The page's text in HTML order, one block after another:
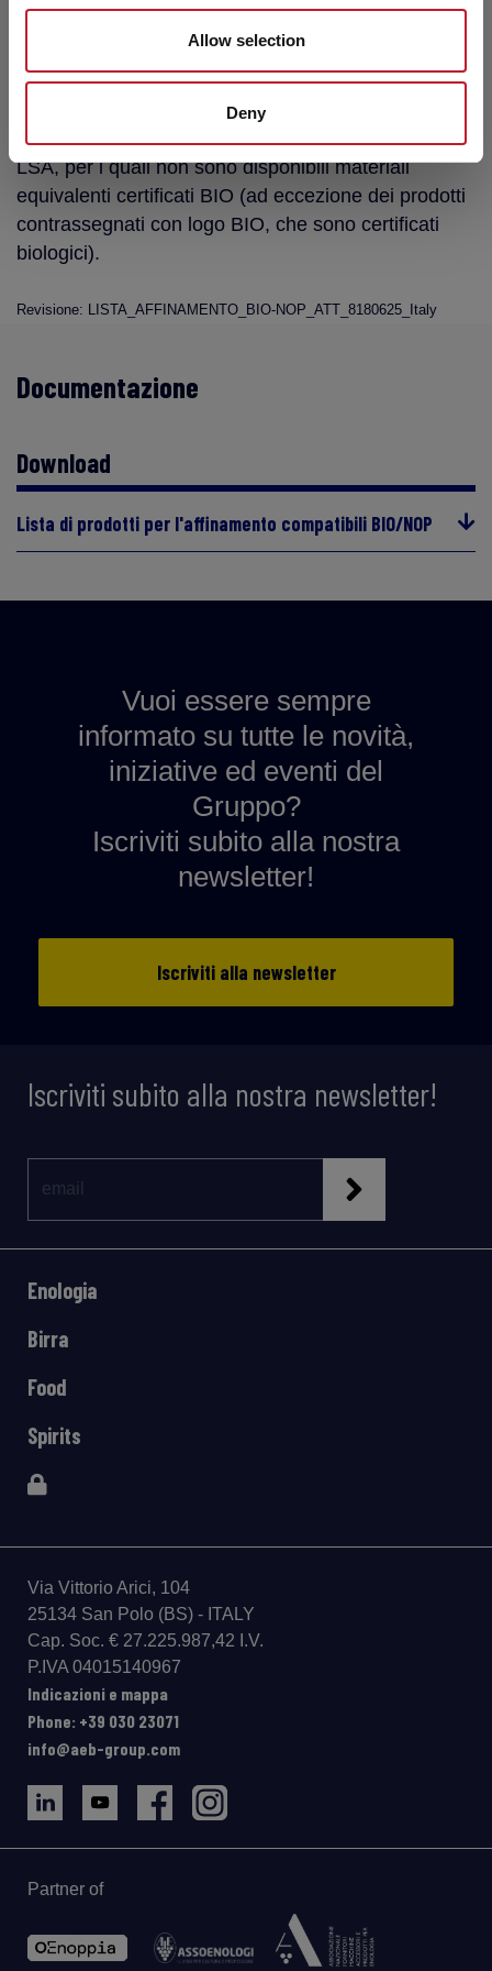
Allow selection
Deny
sono da considerarsi compatibili con le vinificazioni
biologiche e/o “made with…” in quanto prodotti con
materie prime (gelatine, albumina, tannini, colla di
pesce, proteine vegetali, gomme arabiche) e ceppi
LSA, per i quali non sono disponibili materiali
equivalenti certificati BIO (ad eccezione dei prodotti
contrassegnati con logo BIO, che sono certificati
biologici).
Revisione: LISTA_AFFINAMENTO_BIO-NOP_ATT_8180625_Italy
Documentazione
Download
Lista di prodotti per l'affinamento compatibili BIO/NOP
Vuoi essere sempre
informato su tutte le novità,
iniziative ed eventi del
Gruppo?
Iscriviti subito alla nostra
newsletter!
Iscriviti alla newsletter
Iscriviti subito alla nostra newsletter!
Enologia
Birra
Food
Spirits
Via Vittorio Arici, 104
25134 San Polo (BS) - ITALY
Cap. Soc. € 27.225.987,42 I.V.
P.IVA 04015140967
Indicazioni e mappa
Phone: +39 030 23071
info@aeb-group.com
Partner of